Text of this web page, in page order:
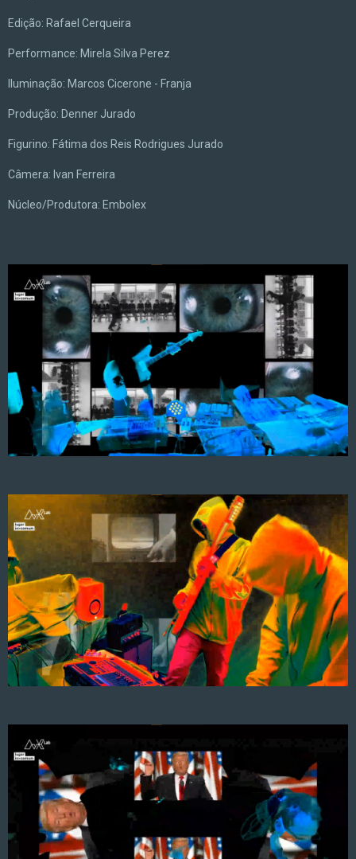
Edição: Rafael Cerqueira
Performance: Mirela Silva Perez
Iluminação: Marcos Cicerone - Franja
Produção: Denner Jurado
Figurino: Fátima dos Reis Rodrigues Jurado
Câmera: Ivan Ferreira
Núcleo/Produtora: Embolex